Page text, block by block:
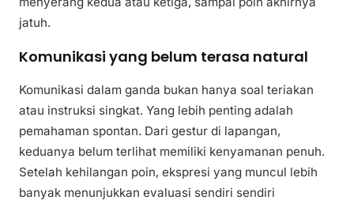
jatuh.
Komunikasi yang belum terasa natural
Komunikasi dalam ganda bukan hanya soal teriakan
atau instruksi singkat. Yang lebih penting adalah
pemahaman spontan. Dari gestur di lapangan,
keduanya belum terlihat memiliki kenyamanan penuh.
Setelah kehilangan poin, ekspresi yang muncul lebih
banyak menunjukkan evaluasi sendiri sendiri